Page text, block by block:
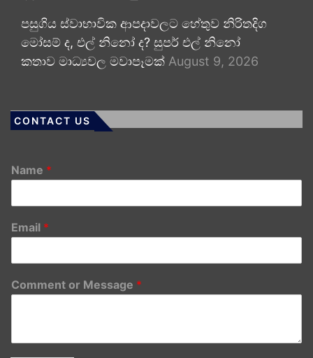
පසුගිය ස්වාභාවික ආපදාවලට හේතුව නිරිතදිග
මෝසම් ද, එල් නිනෝ ද? සුපර් එල් නිනෝ
කතාව මාධ්‍යවල මවාපෑමක් August 9, 2026
CONTACT US
Name *
Email *
Comment or Message *